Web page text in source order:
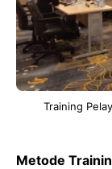
Training
Metode